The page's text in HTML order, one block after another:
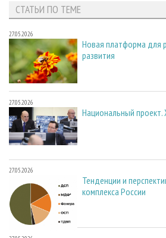
СТАТЬИ ПО ТЕМЕ
27.05.2026
Новая платформа для
развития
27.05.2026
Национальный проект.
27.05.2026
Тенденции и
комплекса России